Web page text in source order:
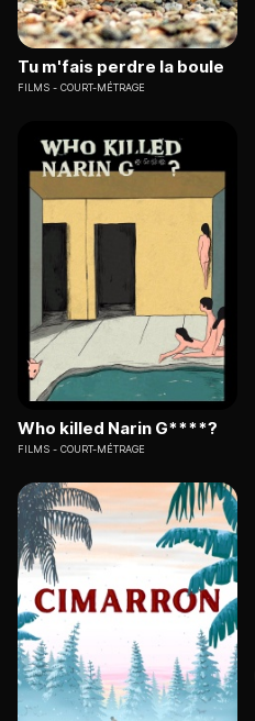
Tu m'fais perdre la boule
FILMS COURT-MÉTRAGE
Who killed Narin G****?
FILMS COURT-MÉTRAGE